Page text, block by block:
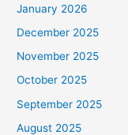
January 2026
December 2025
November 2025
October 2025
September 2025
August 2025